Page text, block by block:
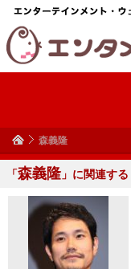
森義隆
「森義隆 」に関連する